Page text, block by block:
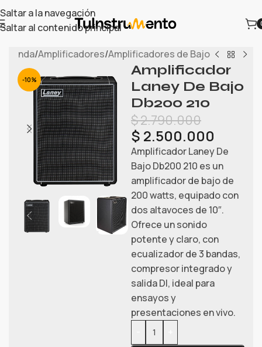
Saltar a la navegación
Saltar al contenido principal
Tienda/Amplificadores/Amplificadores de Bajo
-10%
Amplificador
Laney De Bajo
Db200 210
$2.790.000
$ 2.500.000
Amplificador Laney De
Bajo Db200 210 es un
amplificador de bajo de
200 watts, equipado con
dos altavoces de 10″.
Ofrece un sonido
potente y claro, con
ecualizador de 3 bandas,
compresor integrado y
salida DI, ideal para
ensayos y
presentaciones en vivo.